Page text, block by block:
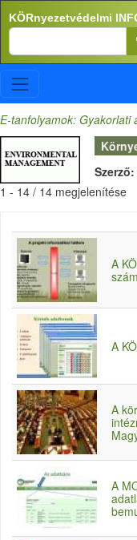
Ugrás a tartalomra
KÖRnyezetvédelmi
Search
E-tanfolyamok: Gyakorlati
Szerző:
1 - 14 / 14 megjelenítése
A
A
A
A